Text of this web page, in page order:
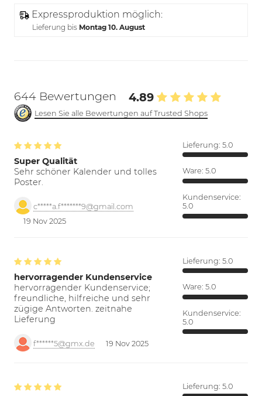
Expressproduktion möglich:
Lieferung bis Montag 10. August
644 Bewertungen 4.89
Lesen Sie alle Bewertungen auf Trusted Shops
Super Qualität
Sehr schöner Kalender und tolles
Poster.
c*****a.f*******9@gmail.com
19 Nov 2025
Lieferung: 5.0
Ware: 5.0
Kundenservice:
5.0
hervorragender Kundenservice
hervorragender Kundenservice;
freundliche, hilfreiche und sehr
zügige Antworten. zeitnahe
Lieferung
f******5@gmx.de 19 Nov 2025
Lieferung: 5.0
Ware: 5.0
Kundenservice:
5.0
Lieferung: 5.0